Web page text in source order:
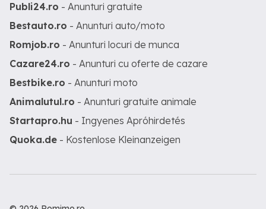
Publi24.ro - Anunturi gratuite
Bestauto.ro - Anunturi auto/moto
Romjob.ro - Anunturi locuri de munca
Cazare24.ro - Anunturi cu oferte de cazare
Bestbike.ro - Anunturi moto
Animalutul.ro - Anunturi gratuite animale
Startapro.hu - Ingyenes Apróhirdetés
Quoka.de - Kostenlose Kleinanzeigen